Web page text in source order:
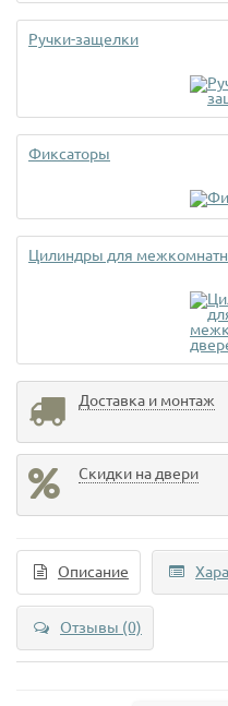
Ручки-защелки
Фиксаторы
Цилиндры для
Доставка и монтаж
Скидки на двери
Описание
Отзывы (0)